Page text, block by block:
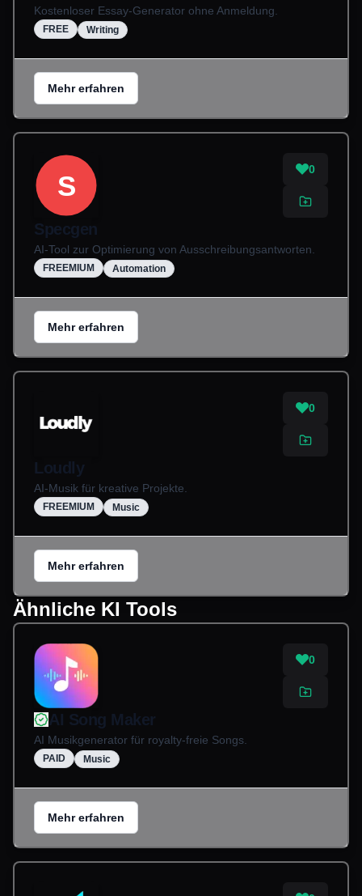
Kostenloser Essay-Generator ohne Anmeldung.
FREE Writing
Mehr erfahren
S
0
Specgen
AI-Tool zur Optimierung von Ausschreibungsantworten.
FREEMIUM Automation
Mehr erfahren
0
Loudly
AI-Musik für kreative Projekte.
FREEMIUM Music
Mehr erfahren
Ähnliche KI Tools
0
AI Song Maker
AI Musikgenerator für royalty-freie Songs.
PAID Music
Mehr erfahren